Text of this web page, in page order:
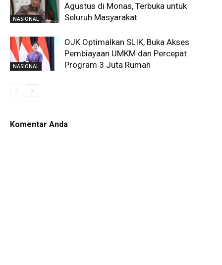
NASIONAL
Agustus di Monas, Terbuka untuk
Seluruh Masyarakat
NASIONAL
OJK Optimalkan SLIK, Buka Akses
Pembiayaan UMKM dan Percepat
Program 3 Juta Rumah
Komentar Anda